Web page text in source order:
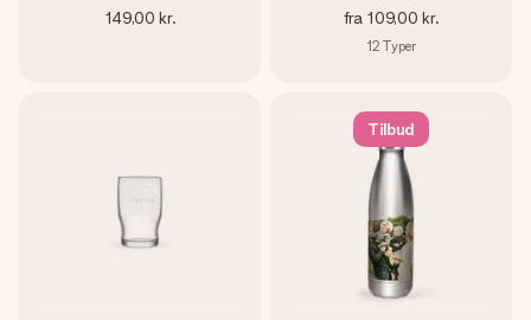
149,00 kr. fra 109,00 kr.
12 Typer
Tilbud